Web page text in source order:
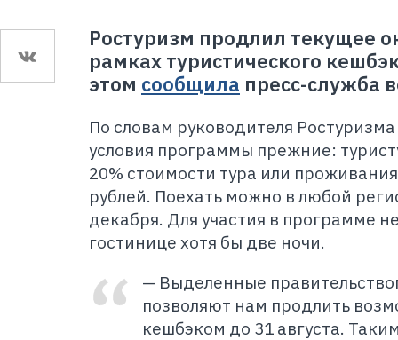
Ростуризм продлил текущее
рамках туристического
этом сообщила пресс-служба
По словам руководителя
условия программы прежние:
20% стоимости тура или
рублей. Поехать можно в любой
декабря. Для участия в программе
гостинице хотя бы две ночи.
— Выделенные
позволяют нам продлить
кешбэком до 31 августа.